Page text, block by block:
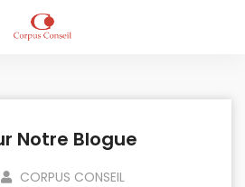
Notre Blogue
CORPUS CONSEIL